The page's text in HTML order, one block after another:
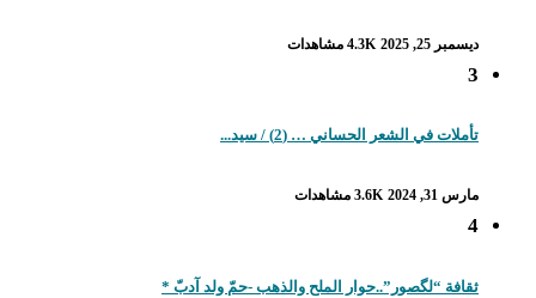
ديسمبر 25, 2025 4.3K مشاهدات
3
تأملات في الشعر الحساني … (2) / سيد...
مارس 31, 2024 3.6K مشاهدات
4
ثقافة “لگصور”..حوار الملح والذهب -حمّ ولد آدبّ *